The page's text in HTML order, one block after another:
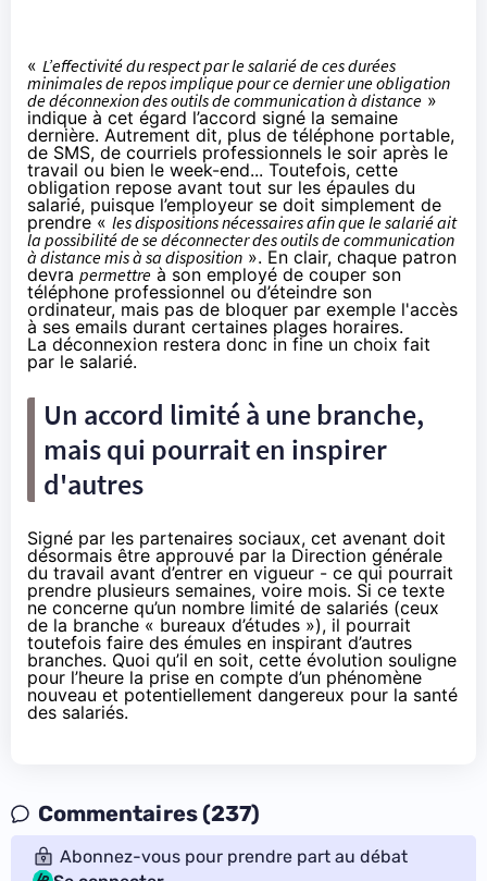
« L’effectivité du respect par le salarié de ces durées
minimales de repos implique pour ce dernier une obligation
de déconnexion des outils de communication à distance »
indique à cet égard l’accord signé la semaine
dernière. Autrement dit, plus de téléphone portable,
de SMS, de courriels professionnels le soir après le
travail ou bien le week-end... Toutefois, cette
obligation repose avant tout sur les épaules du
salarié, puisque l’employeur se doit simplement de
prendre « les dispositions nécessaires afin que le salarié ait
la possibilité de se déconnecter des outils de communication
à distance mis à sa disposition ». En clair, chaque patron
devra permettre à son employé de couper son
téléphone professionnel ou d’éteindre son
ordinateur, mais pas de bloquer par exemple l'accès
à ses emails durant certaines plages horaires.
La déconnexion restera donc in fine un choix fait
par le salarié.
Un accord limité à une branche,
mais qui pourrait en inspirer
d'autres
Signé par les partenaires sociaux, cet avenant doit
désormais être approuvé par la Direction générale
du travail avant d’entrer en vigueur - ce qui pourrait
prendre plusieurs semaines, voire mois. Si ce texte
ne concerne qu’un nombre limité de salariés (ceux
de la branche « bureaux d’études »), il pourrait
toutefois faire des émules en inspirant d’autres
branches. Quoi qu’il en soit, cette évolution souligne
pour l’heure la prise en compte d’un phénomène
nouveau et potentiellement dangereux pour la santé
des salariés.
Commentaires (237)
Abonnez-vous pour prendre part au débat